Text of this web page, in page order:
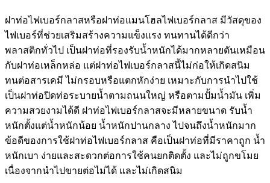
ฝาท่อไฟเบอร์กลาสหรือฝาท่อแมนโฮลไฟเบอร์กลาส มีวัสดุของ
ไฟเบอร์ที่ช่วยเสริมสร้างความแข็งแรง ทนทานได้ดีกว่า
พลาสติกทั่วไป เป็นฝาท่อที่รองรับน้ำหนักได้มากหลายตันเหมือน
กับฝาท่อเหล็กหล่อ แต่ฝาท่อไฟเบอร์กลาสนี้ไม่ก่อให้เกิดสนิม
ทนต่อสารเคมี ไม่กรอบหรือแตกหักง่าย เหมาะกับการนำไปใช้
เป็นฝาท่อปิดท่อระบายน้ำตามถนนใหญ่ หรือตามปั้มน้ำมัน เพิ่ม
ความสวยงามได้ดี ฝาท่อไฟเบอร์กลาสจะมีหลายขนาด รับน้ำ
หนักตั้งแต่น้ำหนักน้อย น้ำหนักปานกลาง ไปจนถึงน้ำหนักมาก
ข้อดีของการใช้ฝาท่อไฟเบอร์กลาส คือเป็นฝาท่อที่มีราคาถูก น้ำ
หนักเบา ง่ายและสะดวกต่อการใช้คนยกติดตั้ง และไม่ถูกขโมย
เนื่องจากนำไปขายต่อไม่ได้ และไม่เกิดสนิม